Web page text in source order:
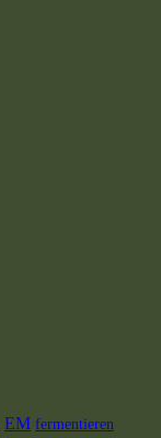
EM fermentieren